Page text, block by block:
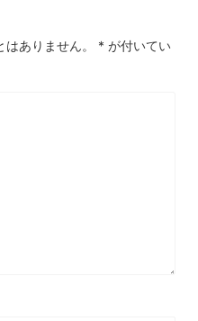
ありません。 * が付いてい